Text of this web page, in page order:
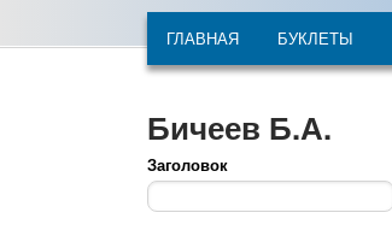
ГЛАВНАЯ БУКЛЕТЫ
Бичеев Б.А.
Заголовок